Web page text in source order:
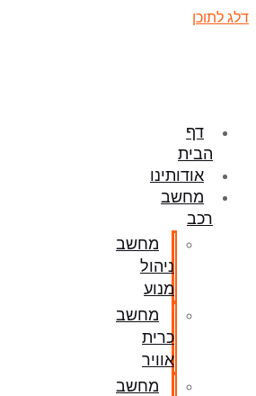
דלג לתוכן
דף
הבית
אודותינו
מחשב
רכב
מחשב
ניהול
מנוע
מחשב
כרית
אוויר
מחשב